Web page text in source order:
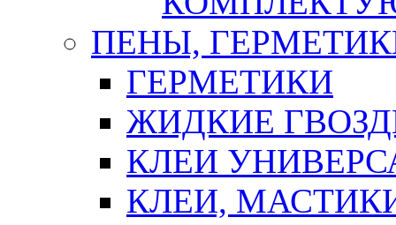
ПЕНЫ,
ГЕРМЕТИКИ
ЖИДКИЕ
КЛЕИ
КЛЕИ,